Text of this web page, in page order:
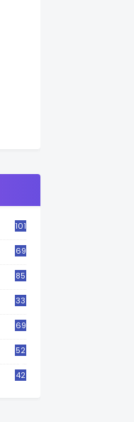
101
69
85
33
69
52
42